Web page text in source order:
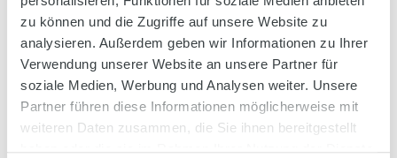
zu können und die Zugriffe auf unsere Website zu
analysieren. Außerdem geben wir Informationen zu Ihrer
Verwendung unserer Website an unsere Partner für
soziale Medien, Werbung und Analysen weiter. Unsere
Partner führen diese Informationen möglicherweise mit
weiteren Daten zusammen, die Sie ihnen bereitgestellt